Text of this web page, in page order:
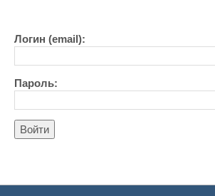
Логин (email):
Пароль:
Войти